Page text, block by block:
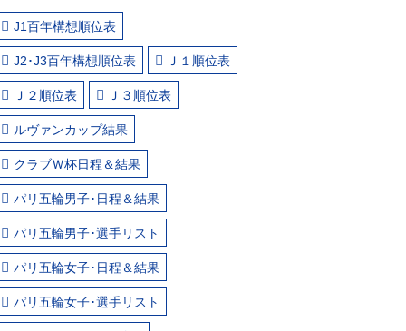
J1百年構想順位表
J2･J3百年構想順位表 Ｊ１順位表
Ｊ２順位表 Ｊ３順位表
ルヴァンカップ結果
クラブＷ杯日程＆結果
パリ五輪男子･日程＆結果
パリ五輪男子･選手リスト
パリ五輪女子･日程＆結果
パリ五輪女子･選手リスト